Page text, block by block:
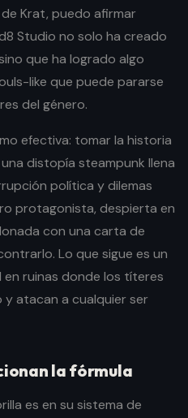
Krat, puedo afirmar
Studio no solo ha creado
que ha logrado algo
like que puede pararse
del género.
efectiva: tomar la historia
distopía steampunk llena
política y dilemas
protagonista, despierta en
con una carta de
Lo que sigue es un
ruinas donde los títeres
atacan a cualquier ser
la fórmula
es en su sistema de